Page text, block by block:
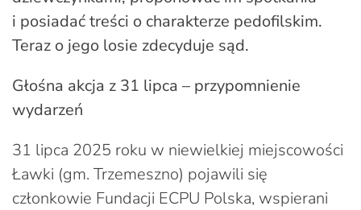
i posiadać treści o charakterze pedofilskim.
Teraz o jego losie zdecyduje sąd.
Głośna akcja z 31 lipca – przypomnienie
wydarzeń
31 lipca 2025 roku w niewielkiej miejscowości
Ławki (gm. Trzemeszno) pojawili się
członkowie Fundacji ECPU Polska, wspierani